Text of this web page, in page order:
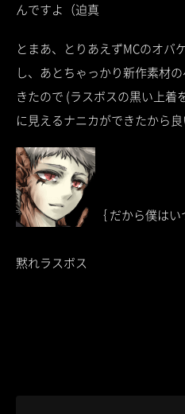
んですよ（迫真
とまあ、とりあえずMCのオバ
し、あとちゃっかり新作素材
きたので (ラスボスの黒い上着
に見えるナニカができたから
｛ だから僕は
黙れラスボス